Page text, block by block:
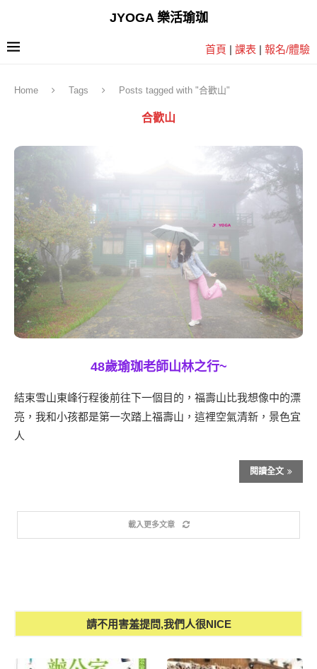
JYOGA 樂活瑜珈
首頁 | 課表 | 報名/體驗
Home Tags Posts tagged with "合歡山"
合歡山
48歲瑜珈老師山林之行~
結束雪山東峰行程後前往下一個目的，福壽山比我想像中的漂
亮，我和小孩都是第一次踏上福壽山，這裡空氣清新，景色宜
人
閱讀全文
載入更多文章
請不用害羞提問,我們人很NICE